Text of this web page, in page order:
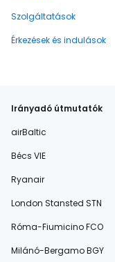
Szolgáltatások
Érkezések és indulások
Irányadó útmutatók
airBaltic
Bécs VIE
Ryanair
London Stansted STN
Róma-Fiumicino FCO
Milánó-Bergamo BGY